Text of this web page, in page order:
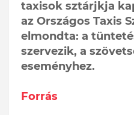
taxisok sztárjkja
az Országos Taxis
elmondta: a
szervezik, a
eseményhez.
Forrás